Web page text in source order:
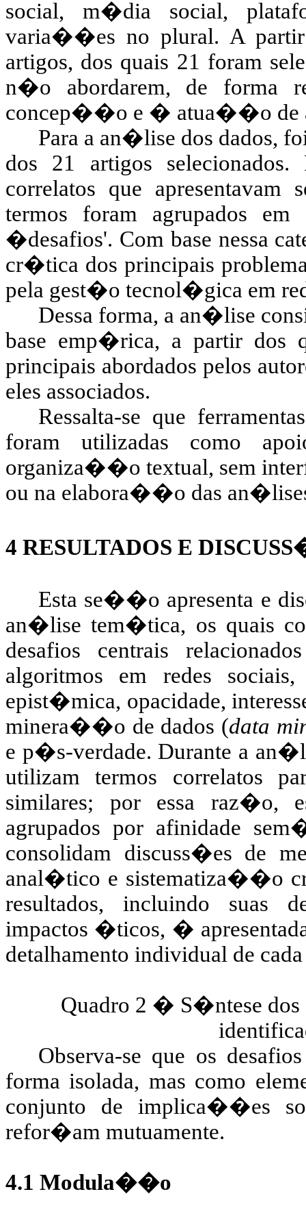
social, m�dia social,
varia��es no plural. A partir
artigos, dos quais 21 foram
n�o abordarem, de forma
concep��o e � atua��o de
Para a an�lise dos dados,
dos 21 artigos selecionados.
correlatos que apresentavam
termos foram agrupados em
�desafios'. Com base nessa
cr�tica dos principais
pela gest�o tecnol�gica em
Dessa forma, a an�lise
base emp�rica, a partir dos
principais abordados pelos
eles associados.
Ressalta-se que
foram utilizadas como
organiza��o textual, sem
ou na elabora��o das
4 RESULTADOS E
Esta se��o apresenta e
an�lise tem�tica, os quais
desafios centrais
algoritmos em redes
epist�mica, opacidade,
minera��o de dados (data
e p�s-verdade. Durante a
utilizam termos correlatos
similares; por essa raz�o,
agrupados por afinidade
consolidam discuss�es de
anal�tico e sistematiza��o
resultados, incluindo suas
impactos �ticos, �
detalhamento individual de
Quadro 2 � S�ntese
Observa-se que os
forma isolada, mas como
conjunto de implica��es
refor�am mutuamente.
4.1 Modula��o